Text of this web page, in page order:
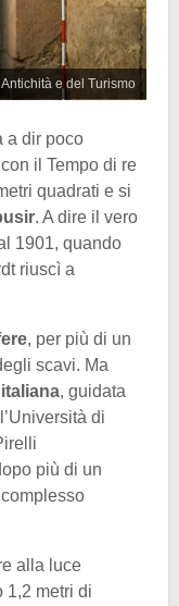
e del Turismo
a dir poco
il Tempo di re
quadrati e si
. A dire il vero
1901, quando
riuscì a
, per più di un
scavi. Ma
, guidata
di
più di un
alla luce
1,2 metri di